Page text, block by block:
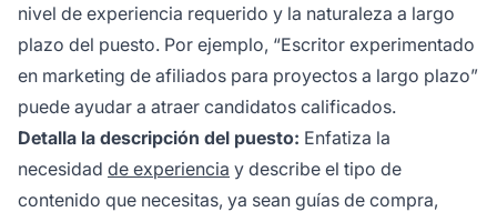
nivel de experiencia requerido y la naturaleza a largo
plazo del puesto. Por ejemplo, “Escritor experimentado
en marketing de afiliados para proyectos a largo plazo”
puede ayudar a atraer candidatos calificados.
Detalla la descripción del puesto: Enfatiza la
necesidad de experiencia y describe el tipo de
contenido que necesitas, ya sean guías de compra,